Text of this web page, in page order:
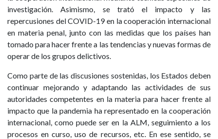
investigación. Asimismo, se trató el impacto y las
repercusiones del COVID-19 en la cooperación internacional
en materia penal, junto con las medidas que los países han
tomado para hacer frente a las tendencias y nuevas formas de
operar de los grupos delictivos.
Como parte de las discusiones sostenidas, los Estados deben
continuar mejorando y adaptando las actividades de sus
autoridades competentes en la materia para hacer frente al
impacto que la pandemia ha representado en la cooperación
internacional, como puede ser en la ALM, seguimiento a los
procesos en curso, uso de recursos, etc. En ese sentido, se